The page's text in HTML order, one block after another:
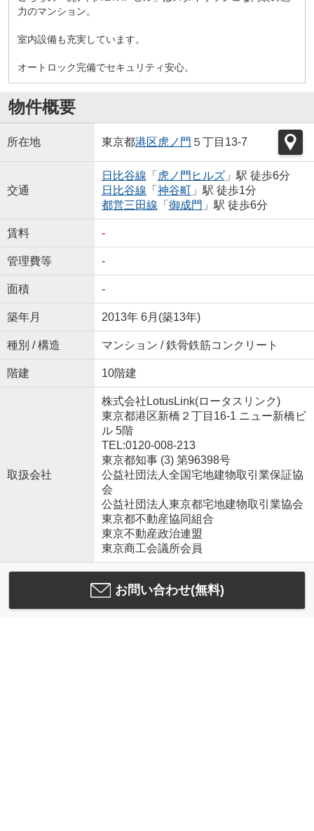
力のマンション。
室内設備も充実しています。
オートロック完備でセキュリティ安心。
物件概要
所在地 東京都港区虎ノ門 ５丁目13-7
交通
日比谷線 「 虎ノ門ヒルズ」駅 徒歩6分
日比谷線 「 神谷町」駅 徒歩1分
都営三田線 「 御成門 」駅 徒歩6分
賃料 -
管理費等 -
面積 -
築年月 2013年 6月(築13年)
種別 / 構造 マンション / 鉄骨鉄筋コンクリート
階建 10階建
取扱会社
株式会社LotusLink(ロータスリンク)
東京都港区新橋２丁目16-1 ニュー新橋ビ
ル 5階
TEL:0120-008-213
東京都知事 (3) 第96398号
公益社団法人全国宅地建物取引業保証協
会
公益社団法人東京都宅地建物取引業協会
東京都不動産協同組合
東京不動産政治連盟
東京商工会議所会員
お問い合わせ(無料)